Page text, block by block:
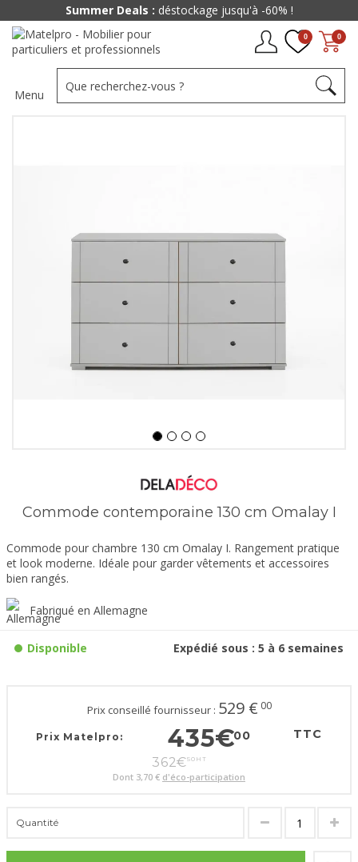
0
0
Menu
Commode contemporaine 130 cm Omalay I
Commode pour chambre 130 cm Omalay I. Rangement pratique
et look moderne. Idéale pour garder vêtements et accessoires
bien rangés.
Fabriqué en Allemagne
Disponible Expédié sous : 5 à 6 semaines
Prix conseillé fournisseur : 529 € 00
Prix Matelpro: 435€00 TTC
362€50 HT
Dont 3,70 € d'éco-participation
Quantité
Summer Deals : déstockage jusqu'à -60% !